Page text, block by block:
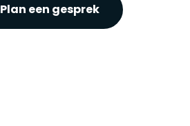
Plan een gesprek